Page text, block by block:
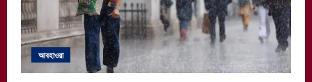
আবহাওয়া